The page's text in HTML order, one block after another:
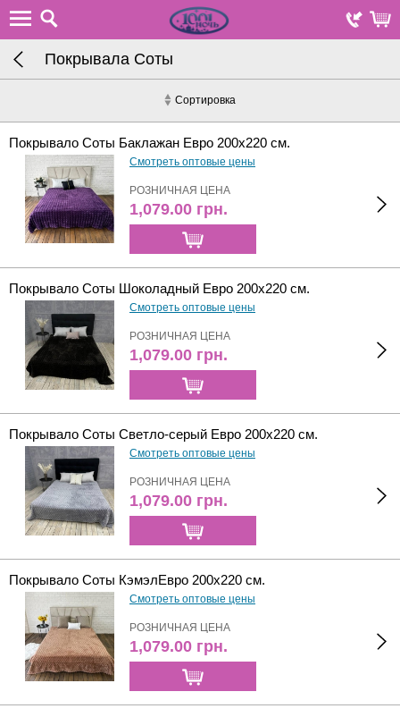
Покрывала Соты
Сортировка
Покрывало Соты Баклажан Евро 200х220 см.
Смотреть оптовые цены
РОЗНИЧНАЯ ЦЕНА
1,079.00 грн.
Покрывало Соты Шоколадный Евро 200х220 см.
Смотреть оптовые цены
РОЗНИЧНАЯ ЦЕНА
1,079.00 грн.
Покрывало Соты Светло-серый Евро 200х220 см.
Смотреть оптовые цены
РОЗНИЧНАЯ ЦЕНА
1,079.00 грн.
Покрывало Соты КэмэлЕвро 200х220 см.
Смотреть оптовые цены
РОЗНИЧНАЯ ЦЕНА
1,079.00 грн.